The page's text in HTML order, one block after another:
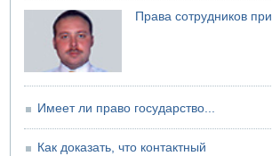
Права сотрудников
Имеет ли право государство...
Как доказать, что контактный